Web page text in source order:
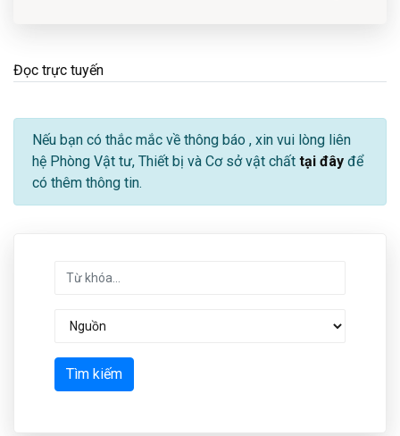
Đọc trực tuyến
Nếu bạn có thắc mắc về thông báo , xin vui lòng liên
hệ Phòng Vật tư, Thiết bị và Cơ sở vật chất tại đây để
có thêm thông tin.
Tìm kiếm